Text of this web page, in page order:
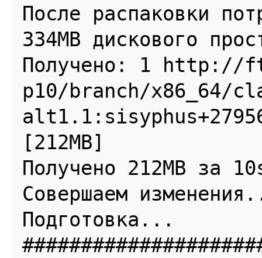
После распаковки
334MB дискового
Получено: 1
p10/branch/
[212MB]
Получено 212MB за
Совершаем
Подготовка...